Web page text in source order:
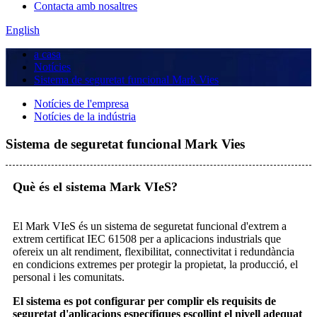
Contacta amb nosaltres
English
a casa
Notícies
Sistema de seguretat funcional Mark Vies
Notícies de l'empresa
Notícies de la indústria
Sistema de seguretat funcional Mark Vies
Què és el sistema Mark VIeS?
El Mark VIeS és un sistema de seguretat funcional d'extrem a
extrem certificat IEC 61508 per a aplicacions industrials que
ofereix un alt rendiment, flexibilitat, connectivitat i redundància
en condicions extremes per protegir la propietat, la producció, el
personal i les comunitats.
El sistema es pot configurar per complir els requisits de
seguretat d'aplicacions específiques escollint el nivell adequat